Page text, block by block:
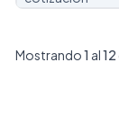
Mostrando1 al12